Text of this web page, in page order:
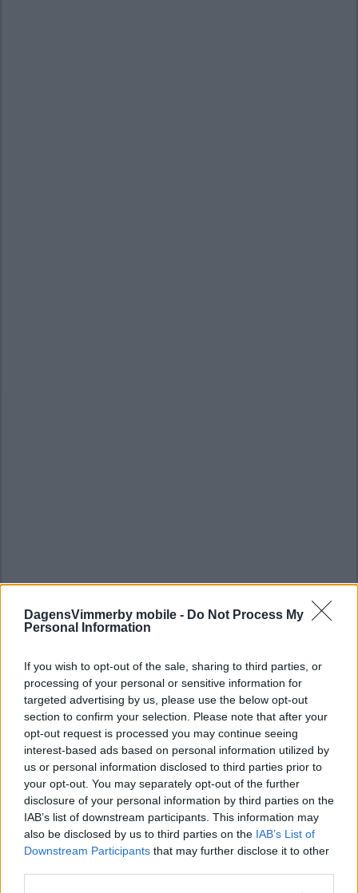
DagensVimmerby mobile - Do Not Process My
Personal Information
If you wish to opt-out of the sale, sharing to third parties, or
processing of your personal or sensitive information for
targeted advertising by us, please use the below opt-out
section to confirm your selection. Please note that after your
opt-out request is processed you may continue seeing
interest-based ads based on personal information utilized by
us or personal information disclosed to third parties prior to
your opt-out. You may separately opt-out of the further
disclosure of your personal information by third parties on the
IAB’s list of downstream participants. This information may
also be disclosed by us to third parties on the IAB’s List of
Downstream Participants that may further disclose it to other